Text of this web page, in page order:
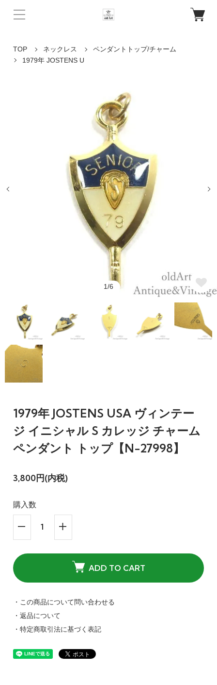
TOP ネックレス
ペンダントトップ/チャーム
1979年 JOSTENS U
1/6
1979年 JOSTENS USA ヴィンテー
ジ イニシャル S カレッジ チャーム
ペンダント トップ【N-27998】
3,800円(内税)
購入数
ADD TO CART
・この商品について問い合わせる
・返品について
・特定商取引法に基づく表記